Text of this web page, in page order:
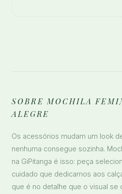
SOBRE MOCHILA
ALEGRE
Os acessórios mudam um look
nenhuma consegue sozinha.
na GiPitanga é isso: peça
cuidado que dedicamos aos
que é no detalhe que o visual se